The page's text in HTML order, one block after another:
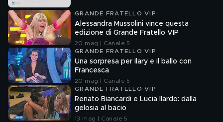
GRANDE FRATELLO VIP
Alessandra Mussolini vince questa
edizione di Grande Fratello VIP
20 mag | Canale 5
GRANDE FRATELLO VIP
Una sorpresa per Ilary e il ballo con
Francesca
20 mag | Canale 5
GRANDE FRATELLO VIP
Renato Biancardi e Lucia Ilardo: dalla
gelosia al bacio
13 mag | Canale 5